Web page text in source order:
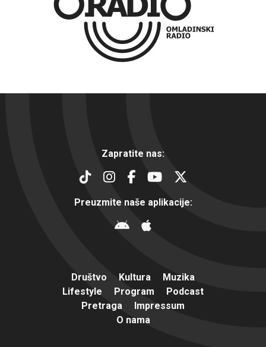
Zapratite nas:
Preuzmite naše aplikacije:
Društvo Kultura
Muzika
Lifestyle
Program
Podcast
Pretraga
Impressum
O nama